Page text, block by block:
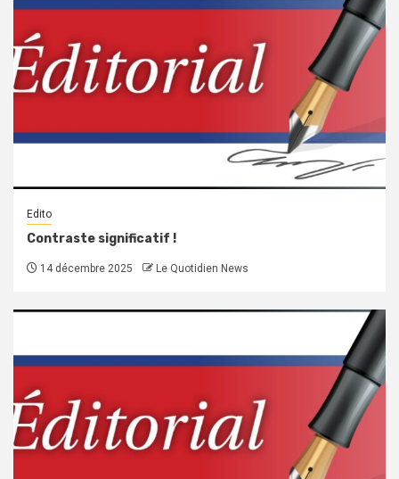
Edito
Contraste significatif !
14 décembre 2025 Le Quotidien News